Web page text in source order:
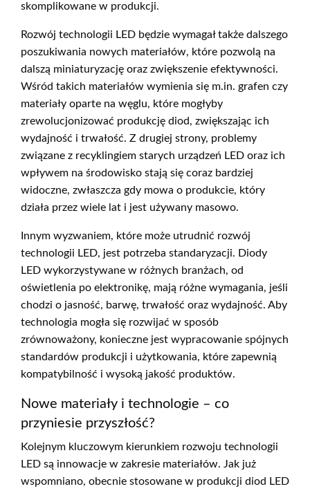
skomplikowane w produkcji.
Rozwój technologii LED będzie wymagał także dalszego
poszukiwania nowych materiałów, które pozwolą na
dalszą miniaturyzację oraz zwiększenie efektywności.
Wśród takich materiałów wymienia się m.in. grafen czy
materiały oparte na węglu, które mogłyby
zrewolucjonizować produkcję diod, zwiększając ich
wydajność i trwałość. Z drugiej strony, problemy
związane z recyklingiem starych urządzeń LED oraz ich
wpływem na środowisko stają się coraz bardziej
widoczne, zwłaszcza gdy mowa o produkcie, który
działa przez wiele lat i jest używany masowo.
Innym wyzwaniem, które może utrudnić rozwój
technologii LED, jest potrzeba standaryzacji. Diody
LED wykorzystywane w różnych branżach, od
oświetlenia po elektronikę, mają różne wymagania, jeśli
chodzi o jasność, barwę, trwałość oraz wydajność. Aby
technologia mogła się rozwijać w sposób
zrównoważony, konieczne jest wypracowanie spójnych
standardów produkcji i użytkowania, które zapewnią
kompatybilność i wysoką jakość produktów.
Nowe materiały i technologie – co
przyniesie przyszłość?
Kolejnym kluczowym kierunkiem rozwoju technologii
LED są innowacje w zakresie materiałów. Jak już
wspomniano, obecnie stosowane w produkcji diod LED